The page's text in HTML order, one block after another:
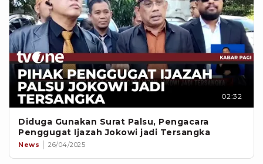
02:32
Diduga Gunakan Surat Palsu, Pengacara
Penggugat Ijazah Jokowi jadi Tersangka
News 26/04/2025